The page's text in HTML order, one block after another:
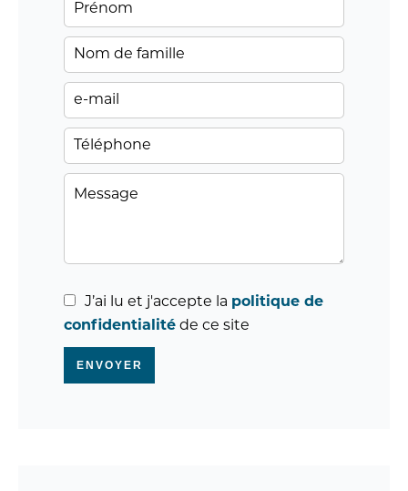
J’ai lu et j'accepte la politique de
confidentialité de ce site
ENVOYER